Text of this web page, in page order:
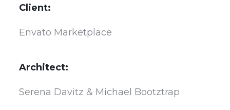
Client:
Envato Marketplace
Architect:
Serena Davitz & Michael Bootztrap